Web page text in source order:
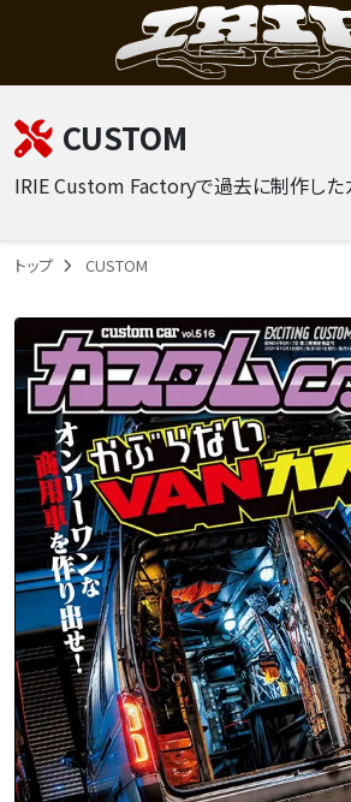
CUSTOM
IRIE Custom Factoryで過去に制作した
トップ CUSTOM